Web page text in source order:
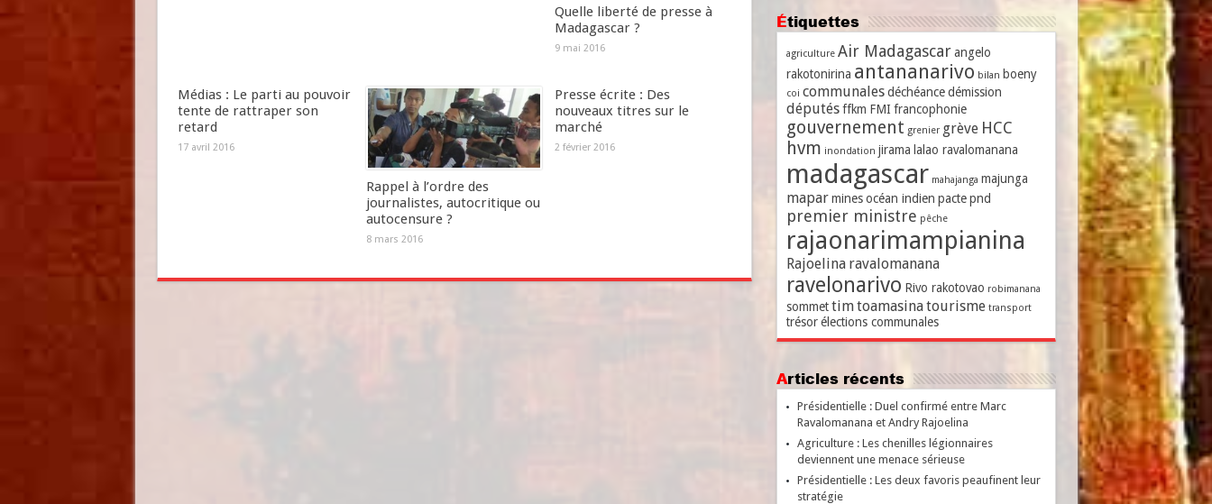
Quelle liberté de presse à
Madagascar ?
9 mai 2016
Médias : Le parti au pouvoir
tente de rattraper son
retard
17 avril 2016
Rappel à l’ordre des
journalistes, autocritique ou
autocensure ?
8 mars 2016
Presse écrite : Des
nouveaux titres sur le
marché
2 février 2016
Étiquettes
agriculture Air Madagascar angelo
rakotonirina antananarivo bilan boeny
coi communales déchéance démission
députés ffkm FMI francophonie
gouvernement grenier grève HCC
hvm inondation jirama lalao ravalomanana
madagascar mahajanga majunga
mapar mines océan indien pacte pnd
premier ministre pêche
rajaonarimampianina
Rajoelina ravalomanana
ravelonarivo Rivo rakotovao robimanana
sommet timtoamasinatourisme transport
trésor élections communales
Articles récents
Présidentielle : Duel confirmé entre Marc
Ravalomanana et Andry Rajoelina
Agriculture : Les chenilles légionnaires
deviennent une menace sérieuse
Présidentielle : Les deux favoris peaufinent leur
stratégie